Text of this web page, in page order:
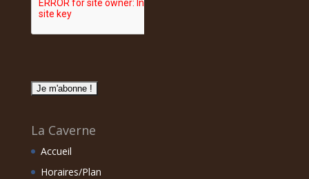
La Caverne
Accueil
Horaires/Plan